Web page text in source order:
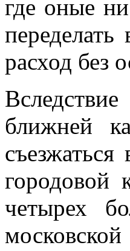
где оные
расход без
ближней
городовой
четырех